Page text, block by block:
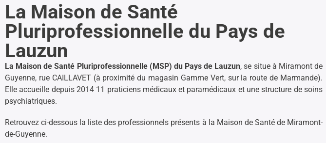
La Maison de Santé
Pluriprofessionnelle du Pays de
Lauzun
La Maison de Santé Pluriprofessionnelle (MSP) du Pays de Lauzun, se situe à Miramont de
Guyenne, rue CAILLAVET (à proximité du magasin Gamme Vert, sur la route de Marmande).
Elle accueille depuis 2014 11 praticiens médicaux et paramédicaux et une structure de soins
psychiatriques.
Retrouvez ci-dessous la liste des professionnels présents à la Maison de Santé de Miramont-
de-Guyenne.